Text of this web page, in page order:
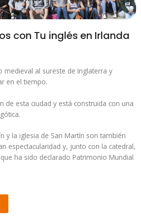
con Tu inglés en Irlanda
medieval al sureste de Inglaterra y
en el tiempo.
de esta ciudad y está construida con una
y la iglesia de San Martín son también
espectacularidad y, junto con la catedral,
ha sido declarado Patrimonio Mundial